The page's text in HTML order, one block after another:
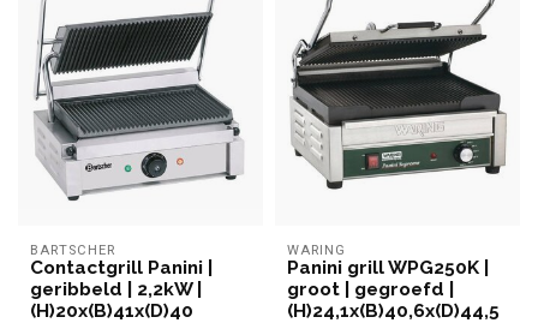
BARTSCHER
Contactgrill Panini |
geribbeld | 2,2kW |
(H)20x(B)41x(D)40
WARING
Panini grill WPG250K |
groot | gegroefd |
(H)24,1x(B)40,6x(D)44,5